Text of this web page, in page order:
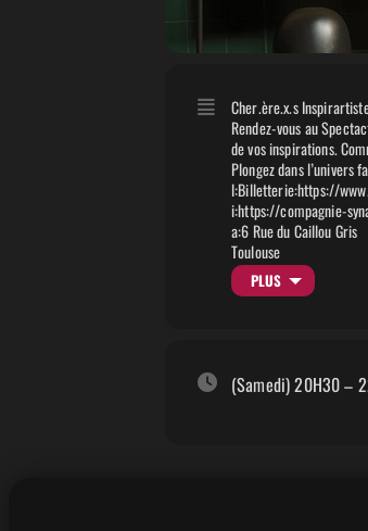
Cher.ère.x.s
Rendez-vous au
de vos inspirations.
Plongez dans
l:Billetterie:https://
i:https://compagnie-
a:6 Rue du Caillou Gris
Toulouse
France
PLUS
(Samedi) 20H30 –